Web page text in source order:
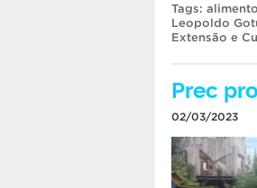
Tags:
Leopoldo
Extensão e
Prec
02/03/2023